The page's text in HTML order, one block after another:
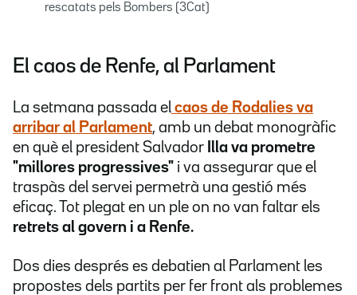
rescatats pels Bombers (3Cat)
El caos de Renfe, al Parlament
La setmana passada el caos de Rodalies va
arribar al Parlament, amb un debat monogràfic
en què el president Salvador Illa va prometre
"millores progressives" i va assegurar que el
traspàs del servei permetrà una gestió més
eficaç. Tot plegat en un ple on no van faltar els
retrets al govern i a Renfe.
Dos dies després es debatien al Parlament les
propostes dels partits per fer front als problemes